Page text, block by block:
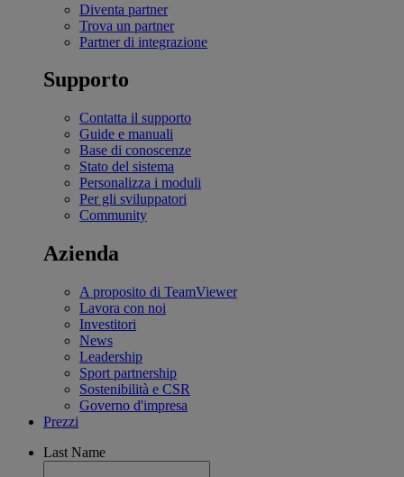
Diventa partner
Trova un partner
Partner di integrazione
Supporto
Contatta il supporto
Guide e manuali
Base di conoscenze
Stato del sistema
Personalizza i moduli
Per gli sviluppatori
Community
Azienda
A proposito di TeamViewer
Lavora con noi
Investitori
News
Leadership
Sport partnership
Sostenibilità e CSR
Governo d'impresa
Prezzi
Last Name